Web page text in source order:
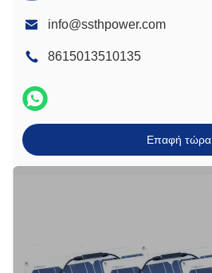
info@ssthpower.com
8615013510135
Επαφή τώρα